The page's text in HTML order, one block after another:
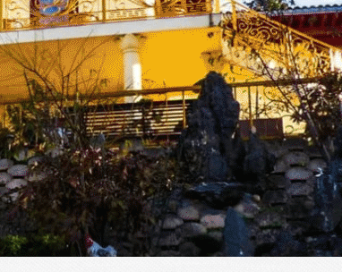
Actu Bienvenue
Actu Près de Nous
Galerie Photos Actualité
?>
Images de la page d'accueil
Cliquez pour éditer